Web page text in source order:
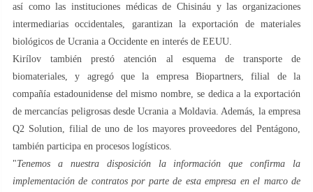
así como las instituciones médicas de Chisináu y las organizaciones
intermediarias occidentales, garantizan la exportación de materiales
biológicos de Ucrania a Occidente en interés de EEUU.
Kirílov también prestó atención al esquema de transporte de
biomateriales, y agregó que la empresa Biopartners, filial de la
compañía estadounidense del mismo nombre, se dedica a la exportación
de mercancías peligrosas desde Ucrania a Moldavia. Además, la empresa
Q2 Solution, filial de uno de los mayores proveedores del Pentágono,
también participa en procesos logísticos.
"Tenemos a nuestra disposición la información que confirma la
implementación de contratos por parte de esta empresa en el marco de